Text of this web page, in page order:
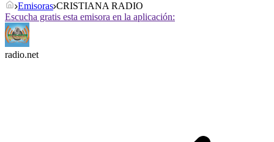
Emisoras CRISTIANA RADIO
Escucha gratis esta emisora en la aplicación:
radio.net